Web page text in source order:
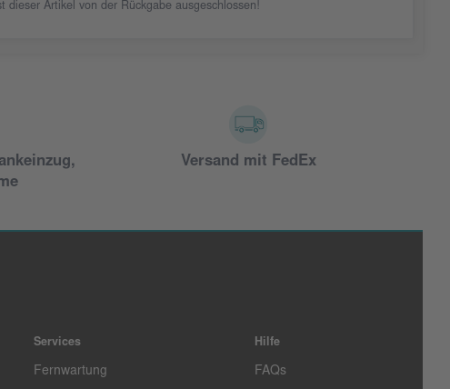
dieser Artikel von der Rückgabe ausgeschlossen!
Versand mit FedEx
Services
Fernwartung
Hilfe
FAQs